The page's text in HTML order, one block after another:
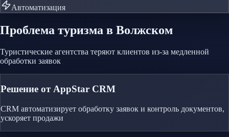
Автоматизация
Проблема туризма в Волжском
Туристические агентства теряют клиентов из-за медленной
обработки заявок
Решение от AppStar CRM
CRM автоматизирует обработку заявок и контроль документов,
ускоряет продажи